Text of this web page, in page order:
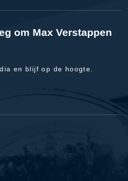
om Max Verstappen
en blijf op de hoogte.